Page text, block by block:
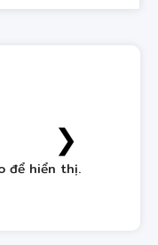
để hiển thị.
❯